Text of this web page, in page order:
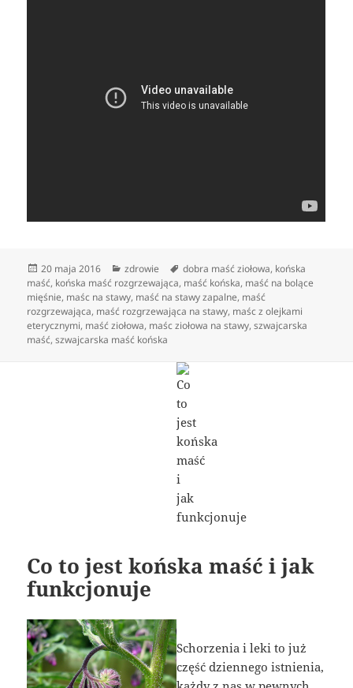
Data
publikacji
20 maja 2016 Kategorie
zdrowie Tagi
dobra maść ziołowa, końska
maść, końska maść rozgrzewająca, maść końska, maść na bolące
mięśnie, maśc na stawy, maść na stawy zapalne, maść
rozgrzewająca, maść rozgrzewająca na stawy, maśc z olejkami
eterycznymi, maść ziołowa, maśc ziołowa na stawy,szwajcarska
maść,szwajcarska maść końska
Co to jest końska maść i jak
funkcjonuje
Schorzenia i leki to już
część dziennego istnienia,